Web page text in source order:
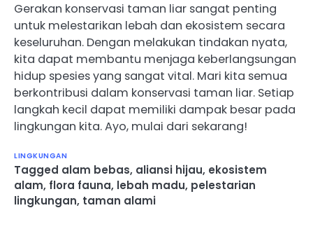
Gerakan konservasi taman liar sangat penting
untuk melestarikan lebah dan ekosistem secara
keseluruhan. Dengan melakukan tindakan nyata,
kita dapat membantu menjaga keberlangsungan
hidup spesies yang sangat vital. Mari kita semua
berkontribusi dalam konservasi taman liar. Setiap
langkah kecil dapat memiliki dampak besar pada
lingkungan kita. Ayo, mulai dari sekarang!
LINGKUNGAN
Tagged alam bebas, aliansi hijau, ekosistem
alam, flora fauna, lebah madu, pelestarian
lingkungan, taman alami